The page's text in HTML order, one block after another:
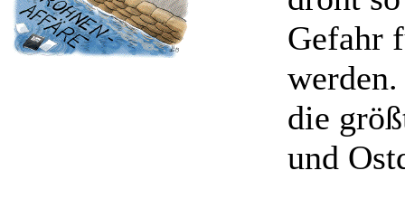
Gefahr
die
und